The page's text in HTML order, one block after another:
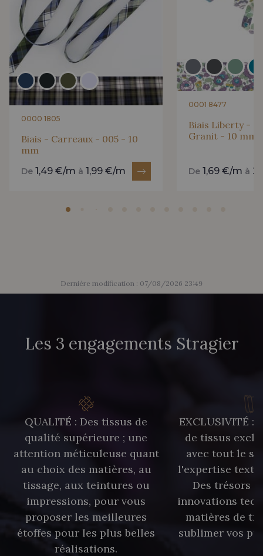
0000 1805
Biais - Carreaux - 005 - 10
mm
De 1,49 €/m à 1,99 €/m
0001 8477
Biais Liberty -
Granit - 10 mm
De1,69 €/m à
Dernière modification : 07/08/2026 23:49
Les 3 engagements Stragier
QUALITÉ : Des tissus de
qualité supérieure ; une
attention méticuleuse quant
au choix des matières, au
tissage, aux teintures ou
impressions, pour vous
proposer les meilleures
étoffes pour les plus belles
réalisations.
EXCLUSIVITÉ :
de tissus
avec tout le
l'expertise
Des trésors
innovations
matières de
sublimer vos